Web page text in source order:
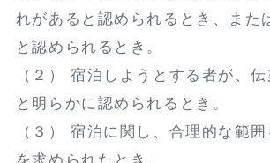
れがあると認められるとき、また
と認められるとき。
（２） 宿泊しようとする者が、
と明らかに認められるとき。
（３） 宿泊に関し、合理的な範
を求められたとき。